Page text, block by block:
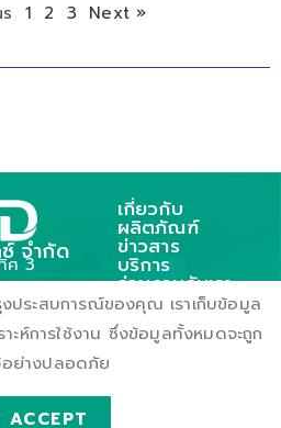
1 2 3 Next »
จำกัด
ศ 3
นเมือง
10210
เกี่ยวกับ
ผลิตภัณฑ์
ข่าวสาร
บริการ
ร่วมงานกับเรา
ติดต่อเรา
ประสบการณ์ของคุณ เราเก็บข้อมูล
ะห์การใช้งาน ซึ่งข้อมูลทั้งหมดจะถูก
อย่างปลอดภัย
ACCEPT